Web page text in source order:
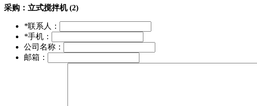
采购： 立式搅拌机 (2)
*联系人：
*手机：
公司名称：
邮箱：